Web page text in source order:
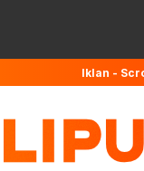
Iklan -